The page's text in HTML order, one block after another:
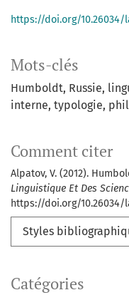
Mots-clés
Humboldt, Russie,
interne, typologie,
Catégories
Comment citer
Alpatov, V. (2012).
Linguistique Et Des
https://doi.org/10.26034/
Styles
https://doi.org/10.26034/